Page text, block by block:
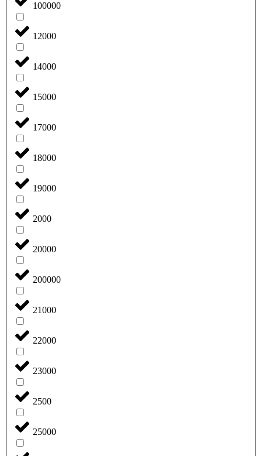
100000
12000
14000
15000
17000
18000
19000
2000
20000
200000
21000
22000
23000
2500
25000